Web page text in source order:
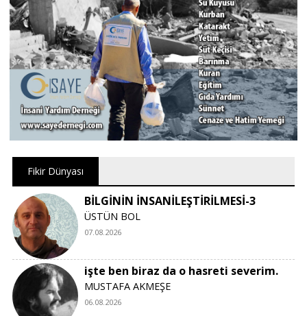
Fikir Dünyası
BİLGİNİN İNSANİLEŞTİRİLMESİ-3
ÜSTÜN BOL
07.08.2026
işte ben biraz da o hasreti severim.
MUSTAFA AKMEŞE
06.08.2026